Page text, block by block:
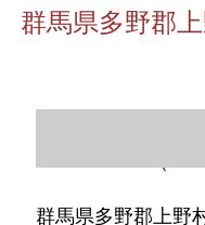
群馬県多野郡
群馬県多野郡上野